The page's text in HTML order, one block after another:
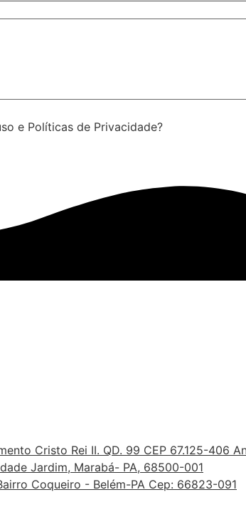
e Políticas de Privacidade?
Cristo Rei II. QD. 99 CEP 67.125-406
Jardim, Marabá- PA, 68500-001
Coqueiro - Belém-PA Cep: 66823-091